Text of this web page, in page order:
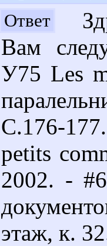
Ответ
Вам
У75 Les
С.176-
petits
2002. -
этаж, к.